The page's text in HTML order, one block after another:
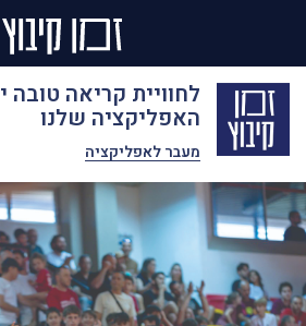
לחוויית קריאה טובה
האפליקציה שלנו
מעבר לאפליקציה
Skip
content